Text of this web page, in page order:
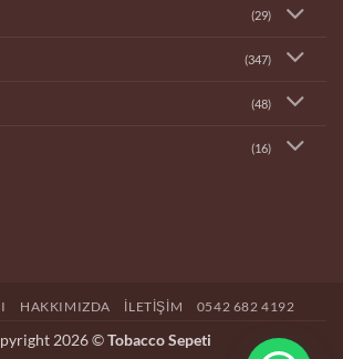
(29)
(347)
(48)
(16)
HAKKIMIZDA İLETIŞIM 0542 682 4192
2026 ©Tobacco Sepeti